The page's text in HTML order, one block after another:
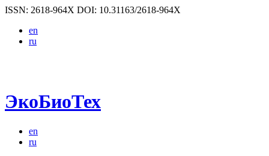
ISSN: 2618-964X DOI: 10.31163/2618-964X
en
ru
ЭкоБиоТех
en
ru